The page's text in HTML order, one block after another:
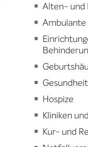
Alten- und
Hospize
Kliniken
Kur- und